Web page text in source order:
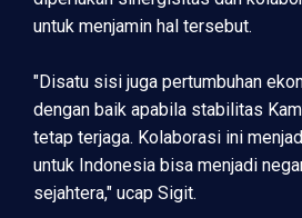
untuk menjamin hal tersebut.
"Disatu sisi juga pertumbuhan
dengan baik apabila stabilitas
tetap terjaga. Kolaborasi ini
untuk Indonesia bisa menjadi
sejahtera," ucap Sigit.